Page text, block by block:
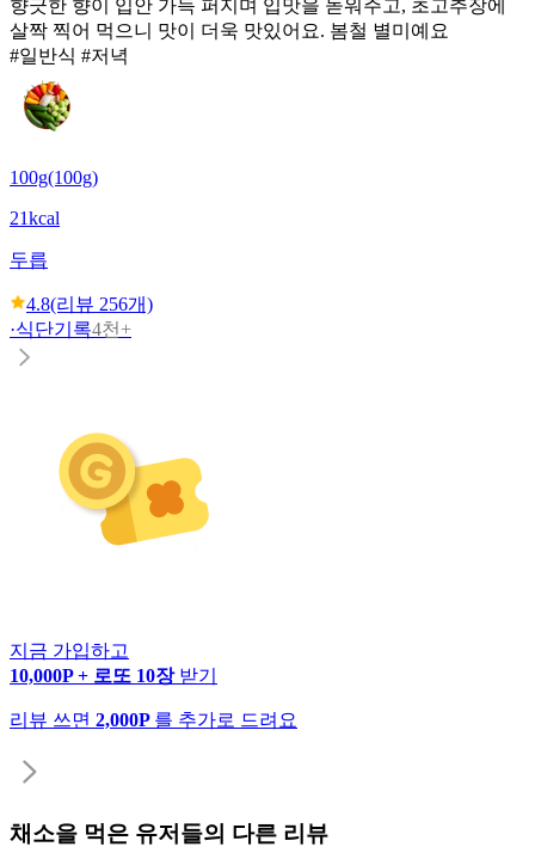
향긋한 향이 입안 가득 퍼지며 입맛을 돋워주고, 초고추장에
살짝 찍어 먹으니 맛이 더욱 맛있어요. 봄철 별미예요
#일반식 #저녁
100g(100g)
21kcal
두릅
4.8(리뷰 256개)
·식단기록4천+
지금 가입하고
10,000P + 로또 10장 받기
리뷰 쓰면 2,000P 를 추가로 드려요
채소을 먹은 유저들의 다른 리뷰